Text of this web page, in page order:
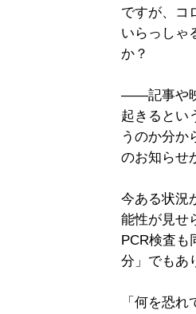
ですが、コ
いらっしゃ
か？
――記事や
起きるとい
うのか分か
のお知らせ
今ある状況
能性が見せ
PCR検査も
分」でもあ
「何を恐